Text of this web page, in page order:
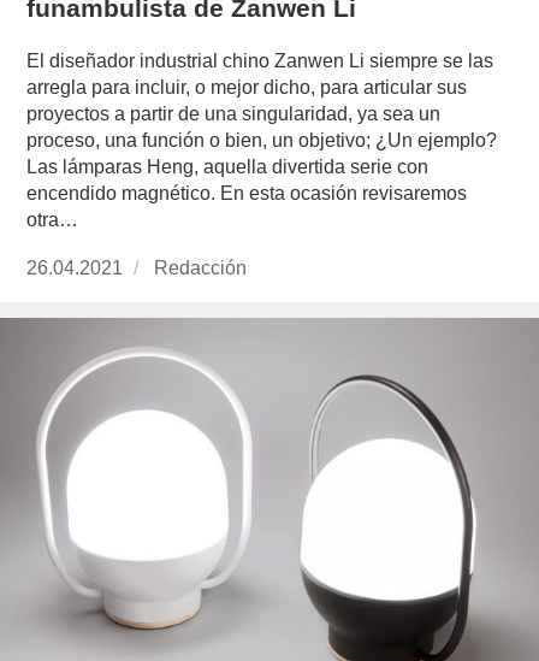
funambulista de Zanwen Li
El diseñador industrial chino Zanwen Li siempre se las
arregla para incluir, o mejor dicho, para articular sus
proyectos a partir de una singularidad, ya sea un
proceso, una función o bien, un objetivo; ¿Un ejemplo?
Las lámparas Heng, aquella divertida serie con
encendido magnético. En esta ocasión revisaremos
otra…
Publicado
26.04.2021 https://www.experimenta.es/author/redaccion/
Redacción